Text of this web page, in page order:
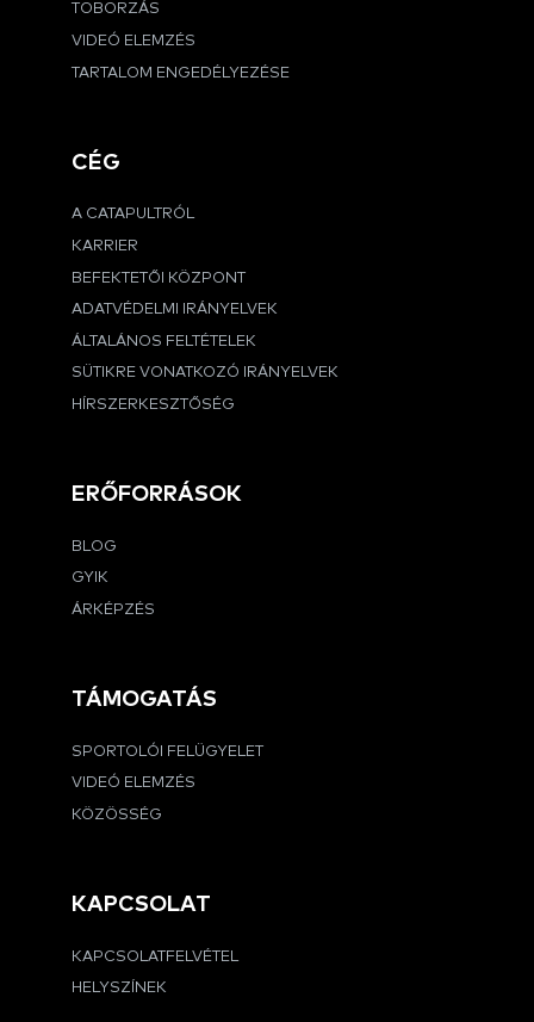
TOBORZÁS
VIDEÓ ELEMZÉS
TARTALOM ENGEDÉLYEZÉSE
CÉG
A CATAPULTRÓL
KARRIER
BEFEKTETŐI KÖZPONT
ADATVÉDELMI IRÁNYELVEK
ÁLTALÁNOS FELTÉTELEK
SÜTIKRE VONATKOZÓ IRÁNYELVEK
HÍRSZERKESZTŐSÉG
ERŐFORRÁSOK
BLOG
GYIK
ÁRKÉPZÉS
TÁMOGATÁS
SPORTOLÓI FELÜGYELET
VIDEÓ ELEMZÉS
KÖZÖSSÉG
KAPCSOLAT
KAPCSOLATFELVÉTEL
HELYSZÍNEK